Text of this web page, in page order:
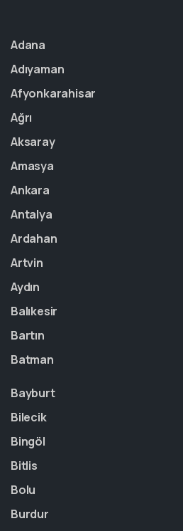
Adana
Adıyaman
Afyonkarahisar
Ağrı
Aksaray
Amasya
Ankara
Antalya
Ardahan
Artvin
Aydın
Balıkesir
Bartın
Batman
Bayburt
Bilecik
Bingöl
Bitlis
Bolu
Burdur